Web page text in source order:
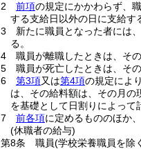
2
前項の規定にかかわらず、
する支給日以外の日に支給す
3
新たに職員となった者には
る。
4
職員が離職したときは、そ
5
職員が死亡したときは、そ
6
第3項又は第4項の規定によ
は、その給料額は、その月の
を基礎として日割りによって
7
前各項に定めるもののほか
(休職者の給与)
第8条
職員(学校栄養職員を除